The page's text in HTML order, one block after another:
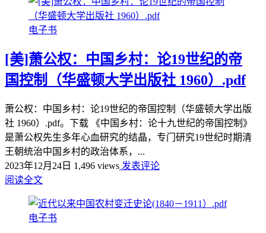
电子书
[美]萧公权：中国乡村：论19世纪的帝
国控制（华盛顿大学出版社 1960）.pdf
萧公权：中国乡村：论19世纪的帝国控制（华盛顿大学出版
社 1960）.pdf。下载 《中国乡村：论十九世纪的帝国控制》
是萧公权先生多年心血研究的结晶，专门研究19世纪时期清
王朝统治中国乡村的政治体系，...
2023年12月24日 1,496 views 发表评论
阅读全文
电子书